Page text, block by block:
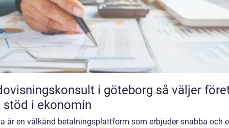
i göteborg så väljer företag
stöd i ekonomin
är en välkänd betalningsplattform som erbjuder snabba och